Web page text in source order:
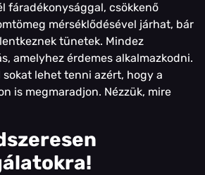
fáradékonysággal, csökkenő
mérséklődésével járhat, bár
tünetek. Mindez
amelyhez érdemes alkalmazkodni.
lehet tenni azért, hogy a
is megmaradjon. Nézzük, mire